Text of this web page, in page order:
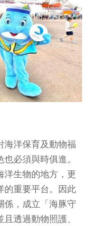
海洋保育及動物福
必須與時俱進。
洋生物的地方，更
的重要平台。因此
係，成立「海豚守
透過動物照護、